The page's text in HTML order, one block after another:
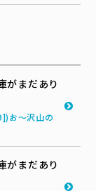
がまだあり
お～沢山の
がまだあり